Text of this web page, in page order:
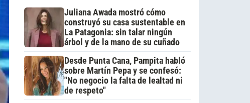
Juliana Awada mostró cómo
construyó su casa sustentable en
La Patagonia: sin talar ningún
árbol y de la mano de su cuñado
Desde Punta Cana, Pampita habló
sobre Martín Pepa y se confesó:
"No negocio la falta de lealtad ni
de respeto"